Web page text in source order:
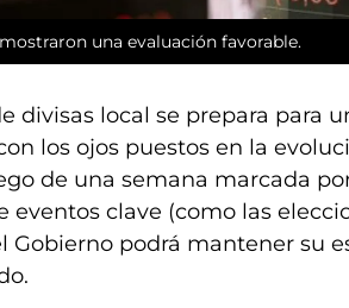
una evaluación favorable.
divisas local se prepara para
los ojos puestos en la
de una semana marcada
eventos clave (como las
Gobierno podrá mantener su